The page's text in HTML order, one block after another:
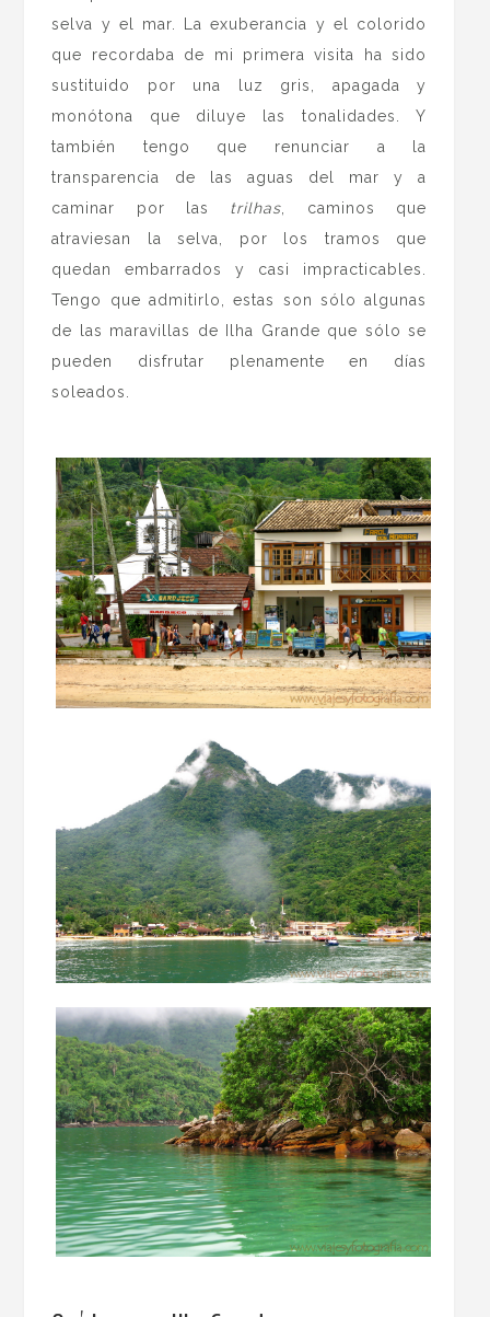
selva y el mar. La exuberancia y el colorido
que recordaba de mi primera visita ha sido
sustituido por una luz gris, apagada y
monótona que diluye las tonalidades. Y
también tengo que renunciar a la
transparencia de las aguas del mar y a
caminar por las trilhas , caminos que
atraviesan la selva, por los tramos que
quedan embarrados y casi impracticables.
Tengo que admitirlo, estas son sólo algunas
de las maravillas de Ilha Grande que sólo se
pueden disfrutar plenamente en días
soleados.